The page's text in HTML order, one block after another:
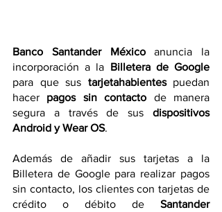
Banco Santander México anuncia la
incorporación a la
para que sus tarjetahabientes puedan
hacer pagos sin contacto de manera
segura a través de sus dispositivos
Android y Wear OS.
Además de añadir sus tarjetas a la
Billetera de Google para realizar pagos
sin contacto, los clientes con tarjetas de
crédito o débito de Santander